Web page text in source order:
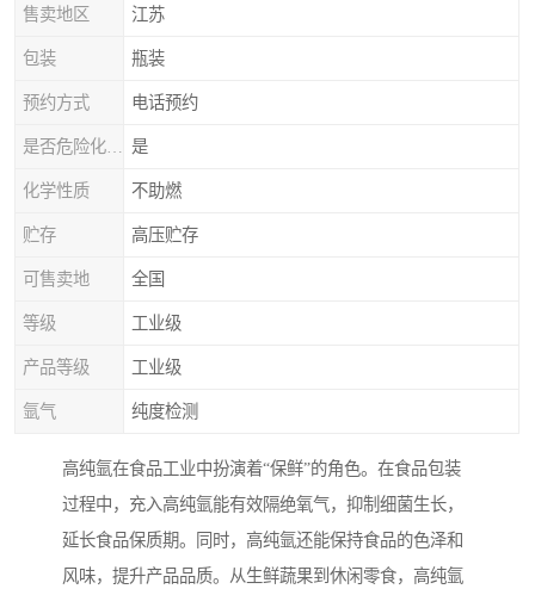
售卖地区 江苏
包装 瓶装
预约方式 电话预约
是
化学性质 不助燃
贮存 高压贮存
可售卖地 全国
等级 工业级
产品等级 工业级
氩气 纯度检测
高纯氩在食品工业中扮演着“保鲜”的角色。在食品包装
过程中，充入高纯氩能有效隔绝氧气，抑制细菌生长，
延长食品保质期。同时，高纯氩还能保持食品的色泽和
风味，提升产品品质。从生鲜蔬果到休闲零食，高纯氩